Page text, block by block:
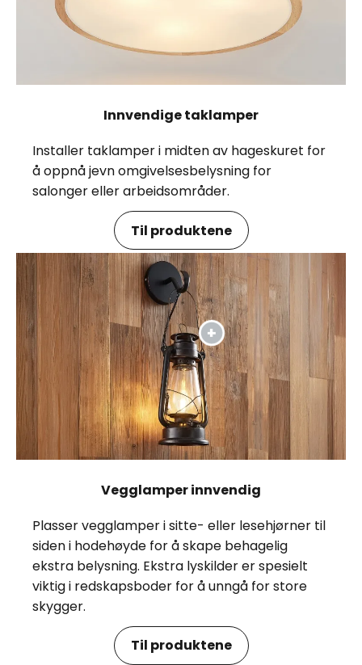
Innvendige taklamper
Installer taklamper i midten av hageskuret for
å oppnå jevn omgivelsesbelysning for
salonger eller arbeidsområder.
Til produktene
Vegglamper innvendig
Plasser vegglamper i sitte- eller lesehjørner til
siden i hodehøyde for å skape behagelig
ekstra belysning. Ekstra lyskilder er spesielt
viktig i redskapsboder for å unngå for store
skygger.
Til produktene